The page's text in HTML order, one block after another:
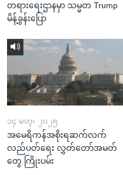
တရားရေးဌာနမှာ သမ္မတ Trump
မိန့်ခွန်းပြော
၁၄ မတ္၊ ၂၀၂၅
အမေရိကန်အစိုးရဆက်လက်
လည်ပတ်ရေး လွှတ်တော်အမတ်
တွေ ကြိုးပမ်း